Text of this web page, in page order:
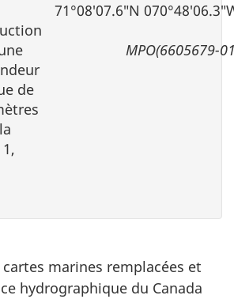
de
71°08′07.6″N
MPO(6605679-
marines remplacées et
hydrographique du Canada